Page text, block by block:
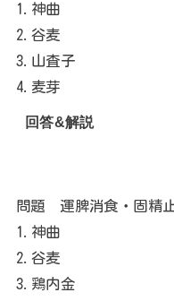
1.神曲
2.谷麦
3.山査子
4.麦芽
回答&解説
問題 運脾消食・固精
1.神曲
2.谷麦
3.鶏内金